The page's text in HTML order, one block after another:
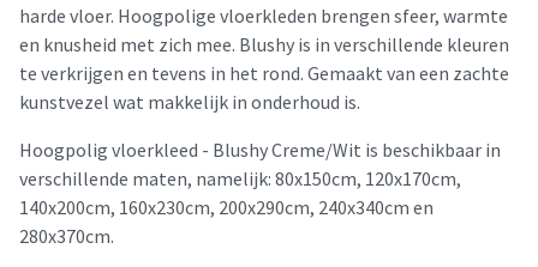
harde vloer. Hoogpolige vloerkleden brengen sfeer, warmte
en knusheid met zich mee. Blushy is in verschillende kleuren
te verkrijgen en tevens in het rond. Gemaakt van een zachte
kunstvezel wat makkelijk in onderhoud is.
Hoogpolig vloerkleed - Blushy Creme/Wit is beschikbaar in
verschillende maten, namelijk: 80x150cm, 120x170cm,
140x200cm, 160x230cm, 200x290cm, 240x340cm en
280x370cm.